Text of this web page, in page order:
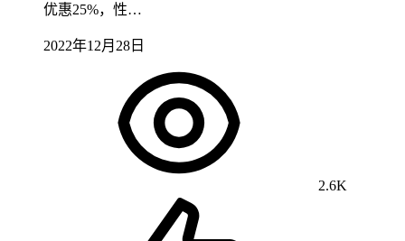
优惠25%，性…
2022年12月28日
2.6K